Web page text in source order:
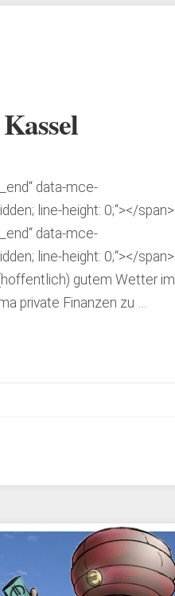
data-mce-
line-height: 0;“> </span>
data-mce-
line-height: 0;“> </span>
gutem Wetter im
private Finanzen zu …